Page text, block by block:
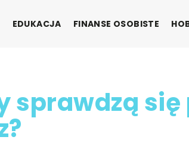
EDUKACJA FINANSE OSOBISTE
sprawdzą się